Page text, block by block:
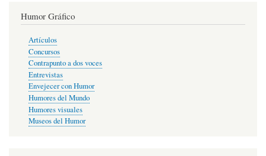
Humor Gráfico
Artículos
Concursos
Contrapunto a dos voces
Entrevistas
Envejecer con Humor
Humores del Mundo
Humores visuales
Museos del Humor